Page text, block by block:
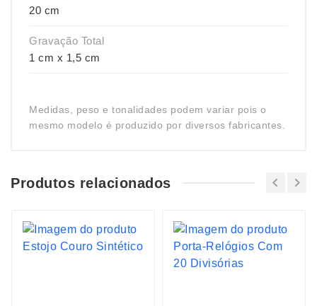
20 cm
Gravação Total
1 cm x 1,5 cm
Medidas, peso e tonalidades podem variar pois o
mesmo modelo é produzido por diversos fabricantes.
Produtos relacionados